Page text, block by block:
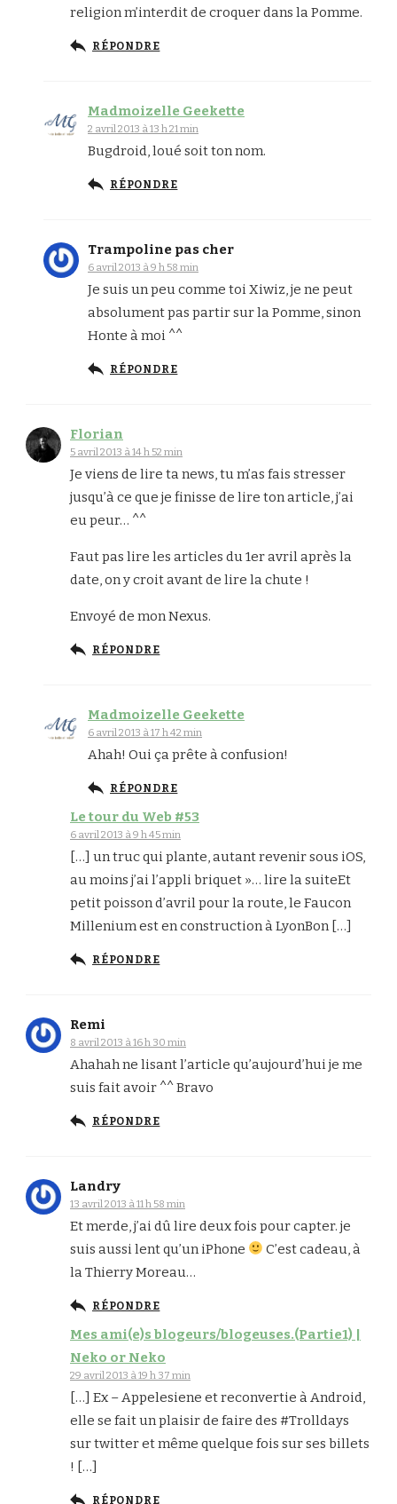
religion m’interdit de croquer dans la Pomme.
RÉPONDRE
Madmoizelle Geekette
2 avril 2013 à 13 h 21 min
Bugdroid, loué soit ton nom.
RÉPONDRE
Trampoline pas cher
6 avril 2013 à 9 h 58 min
Je suis un peu comme toi Xiwiz, je ne peut
absolument pas partir sur la Pomme, sinon
Honte à moi ^^
RÉPONDRE
Florian
5 avril 2013 à 14 h 52 min
Je viens de lire ta news, tu m’as fais stresser
jusqu’à ce que je finisse de lire ton article, j’ai
eu peur… ^^
Faut pas lire les articles du 1er avril après la
date, on y croit avant de lire la chute !
Envoyé de mon Nexus.
RÉPONDRE
Madmoizelle Geekette
6 avril 2013 à 17 h 42 min
Ahah! Oui ça prête à confusion!
RÉPONDRE
Le tour du Web #53
6 avril 2013 à 9 h 45 min
[…] un truc qui plante, autant revenir sous iOS,
au moins j’ai l’appli briquet »… lire la suiteEt
petit poisson d’avril pour la route, le Faucon
Millenium est en construction à LyonBon […]
RÉPONDRE
Remi
8 avril 2013 à 16 h 30 min
Ahahah ne lisant l’article qu’aujourd’hui je me
suis fait avoir ^^ Bravo
RÉPONDRE
Landry
13 avril 2013 à 11 h 58 min
Et merde, j’ai dû lire deux fois pour capter. je
suis aussi lent qu’un iPhone
C’est cadeau, à
la Thierry Moreau…
RÉPONDRE
Mes ami(e)s blogeurs/blogeuses.(Partie1) |
Neko or Neko
29 avril 2013 à 19 h 37 min
[…] Ex – Appelesiene et reconvertie à Android,
elle se fait un plaisir de faire des #Trolldays
sur twitter et même quelque fois sur ses billets
! […]
RÉPONDRE